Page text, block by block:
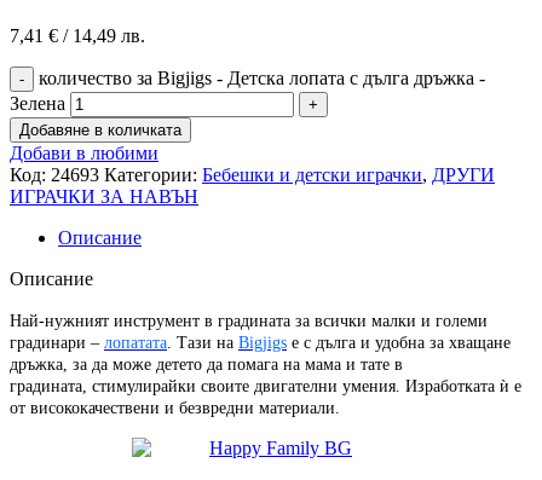
7,41 € / 14,49 лв.
количество за Bigjigs - Детска лопата с дълга дръжка -
Зелена
Добавяне в количката
Добави в любими
Код: 24693 Категории: Бебешки и детски играчки, ДРУГИ
ИГРАЧКИ ЗА НАВЪН
Описание
Описание
Най-нужният инструмент в градината за всички малки и големи
градинари – лопатата . Тази на Bigjigs е с дълга и удобна за хващане
дръжка, за да може детето да помага на мама и тате в
градината, стимулирайки своите двигателни умения. Изработката ѝ е
от висококачествени и безвредни материали.